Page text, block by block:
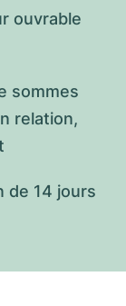
ouvrable
sommes
relation,
de 14 jours